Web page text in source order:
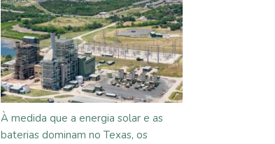
À medida que a energia solar e as
baterias dominam no Texas, os